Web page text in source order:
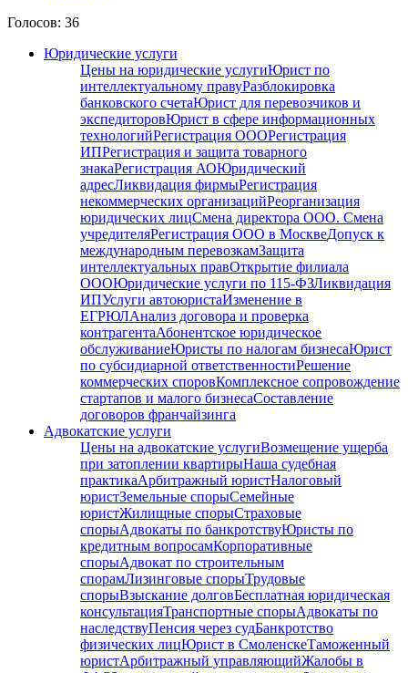
Голосов: 36
Юридические услуги
Цены на юридические услугиЮрист по
интеллектуальному правуРазблокировка
банковского счетаЮрист для перевозчиков и
экспедиторовЮрист в сфере информационных
технологийРегистрация ОООРегистрация
ИПРегистрация и защита товарного
знакаРегистрация АОЮридический
адресЛиквидация фирмыРегистрация
некоммерческих организацийРеорганизация
юридических лицСмена директора ООО. Смена
учредителяРегистрация ООО в МосквеДопуск к
международным перевозкамЗащита
интеллектуальных правОткрытие филиала
ОООЮридические услуги по 115-ФЗЛиквидация
ИПУслуги автоюристаИзменение в
ЕГРЮЛАнализ договора и проверка
контрагентаАбонентское юридическое
обслуживаниеЮристы по налогам бизнесаЮрист
по субсидиарной ответственностиРешение
коммерческих споровКомплексное сопровождение
стартапов и малого бизнесаСоставление
договоров франчайзинга
Адвокатские услуги
Цены на адвокатские услугиВозмещение ущерба
при затоплении квартирыНаша судебная
практикаАрбитражный юристНалоговый
юристЗемельные спорыСемейные
юристЖилищные спорыСтраховые
спорыАдвокаты по банкротствуЮристы по
кредитным вопросамКорпоративные
спорыАдвокат по строительным
спорамЛизинговые спорыТрудовые
спорыВзыскание долговБесплатная юридическая
консультацияТранспортные спорыАдвокаты по
наследствуПенсия через судБанкротство
физических лицЮрист в СмоленскеТаможенный
юристАрбитражный управляющийЖалобы в